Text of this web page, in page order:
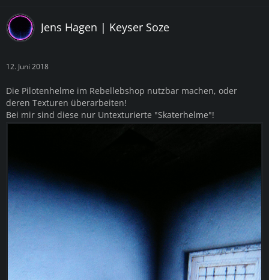
Jens Hagen | Keyser Soze
12. Juni 2018
Die Pilotenhelme im Rebellebshop nutzbar machen, oder
deren Texturen überarbeiten!
Bei mir sind diese nur Untexturierte "Skaterhelme"!